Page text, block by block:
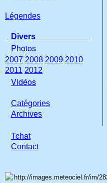
Légendes
Divers
Photos
2007 2008 2009 2010
2011 2012
Vidéos
Catégories
Archives
Tchat
Contact